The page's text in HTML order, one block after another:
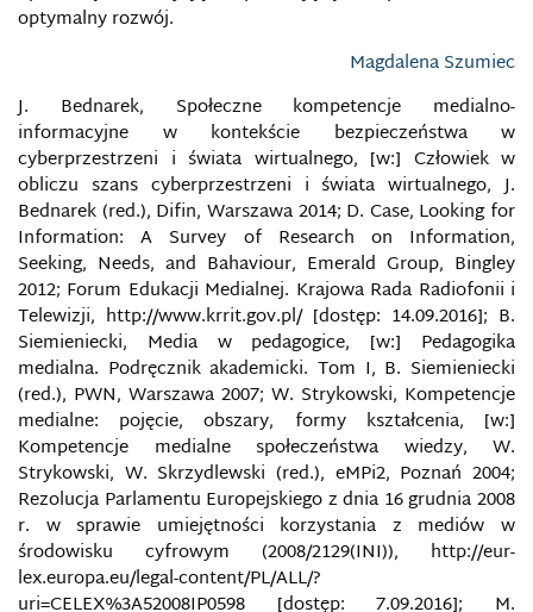
optymalny rozwój.
Magdalena Szumiec
J. Bednarek, Społeczne kompetencje medialno-
informacyjne w kontekście bezpieczeństwa w
cyberprzestrzeni i świata wirtualnego, [w:] Człowiek w
obliczu szans cyberprzestrzeni i świata wirtualnego, J.
Bednarek (red.), Difin, Warszawa 2014; D. Case, Looking for
Information: A Survey of Research on Information,
Seeking, Needs, and Bahaviour, Emerald Group, Bingley
2012; Forum Edukacji Medialnej. Krajowa Rada Radiofonii i
Telewizji, http://www.krrit.gov.pl/ [dostęp: 14.09.2016]; B.
Siemieniecki, Media w pedagogice, [w:] Pedagogika
medialna. Podręcznik akademicki. Tom I, B. Siemieniecki
(red.), PWN, Warszawa 2007; W. Strykowski, Kompetencje
medialne: pojęcie, obszary, formy kształcenia, [w:]
Kompetencje medialne społeczeństwa wiedzy, W.
Strykowski, W. Skrzydlewski (red.), eMPi2, Poznań 2004;
Rezolucja Parlamentu Europejskiego z dnia 16 grudnia 2008
r. w sprawie umiejętności korzystania z mediów w
środowisku cyfrowym (2008/2129(INI)), http://eur-
lex.europa.eu/legal-content/PL/ALL/?
uri=CELEX%3A52008IP0598 [dostęp: 7.09.2016]; M.
ROZPOZNANIE WOJSKOWE
RT (POCZĄTKOWO RUSSIA TODAY)
RUSSKIJ MIR JAKO TECHNOLOGIA PENETRACJI
PAŃSTWA
RYNEK MEDIALNY
RYZYKO INFORMACYJNE
SABOTAŻ KOMPUTEROWY
SEKSTING
SIECI SPOŁECZNOŚCIOWE JAKO NOWE NARZĘDZIA
PROWADZENIA WOJEN INFORMACYJNYCH WE
WSPÓŁCZESNYM ŚWIECIE
SIECIOCENTRYCZNE BEZPIECZEŃSTWO